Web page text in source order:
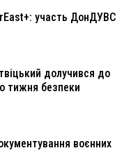
участь ДонДУВС
долучився до
тижня безпеки
воєнних